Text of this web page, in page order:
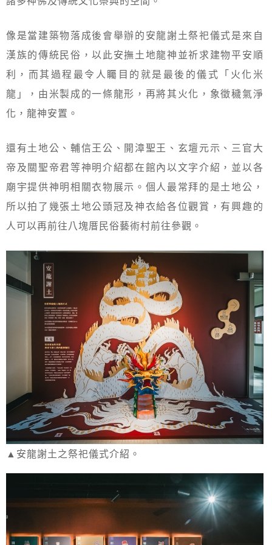
像是當建築物落成後會舉辦的安龍謝土祭祀儀式是來自
漢族的傳統民俗，以此安撫土地龍神並祈求建物平安順
利，而其過程最令人矚目的就是最後的儀式「火化米
龍」，由米製成的一條龍形，再將其火化，象徵穢氣淨
化，龍神安置。
還有土地公、輔信王公、開漳聖王、玄壇元示、三官大
帝及關聖帝君等神明介紹都在館內以文字介紹，並以各
廟宇提供神明相關衣物展示。個人最常拜的是土地公，
所以拍了幾張土地公頭冠及神衣給各位觀賞，有興趣的
人可以再前往八塊厝民俗藝術村前往參觀。
▲安龍謝土之祭祀儀式介紹。